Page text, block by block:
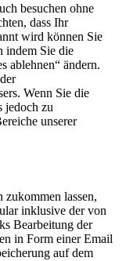
besuchen ohne
dass Ihr
wird können Sie
indem Sie die
ablehnen“ ändern.
Wenn Sie die
jedoch zu
unserer
lassen,
inklusive der von
Bearbeitung der
in Form einer Email
auf dem